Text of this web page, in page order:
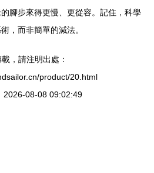
腳步來得更慢、更從容。記住，科學
，而非簡單的減法。
，請注明出處：
product/20.html
2026-08-08 09:02:49